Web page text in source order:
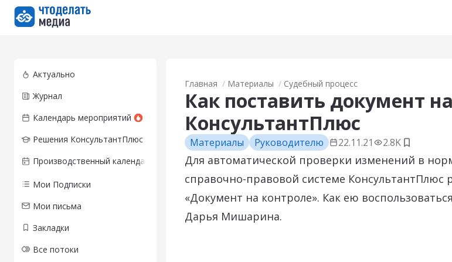
Перейти на главную страницу
Актуально
Журнал
Календарь мероприятий
Решения КонсультантПлюс
Производственный календарь
Мои Подписки
Мои письма
Закладки
Все потоки
Главная Материалы Судебный процесс
Как поставить документ
КонсультантПлюс
Материалы Руководителю 22.11.21 2.8K Добавить
Для автоматической проверки изменений в
справочно-правовой системе КонсультантПлюс
«Документ на контроле». Как ею
Дарья Мишарина.